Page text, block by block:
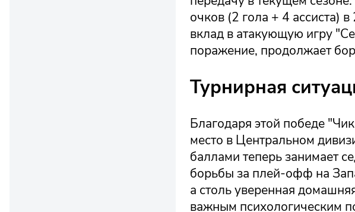
очков (2 гола + 4 ассиста)
вклад в атакующую игру
поражение, продолжает
Турнирная
Благодаря этой победе
место в Центральном
баллами теперь занимает
борьбы за плей-офф на
а столь уверенная
важным психологическим